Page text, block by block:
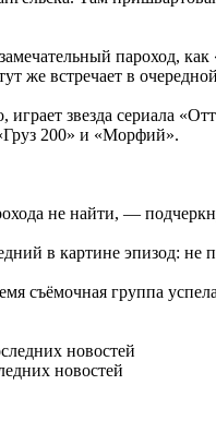
пароход,
встречает в
звезда сериала
200» и «Морфий».
не найти, —
в картине эпизод:
съёмочная группа
новостей
новостей